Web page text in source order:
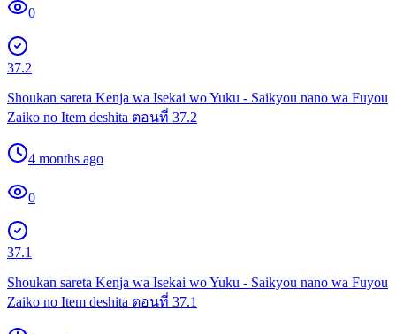
0
37.2
Shoukan sareta Kenja wa Isekai wo Yuku - Saikyou nano wa Fuyou
Zaiko no Item deshita ตอนที่ 37.2
4 months ago
0
37.1
Shoukan sareta Kenja wa Isekai wo Yuku - Saikyou nano wa Fuyou
Zaiko no Item deshita ตอนที่ 37.1